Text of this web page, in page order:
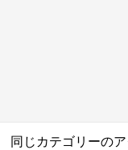
同じカテゴリーの